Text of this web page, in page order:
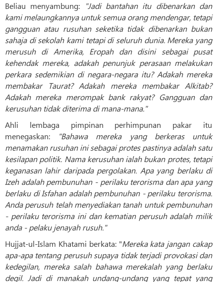
Beliau menyambung:
"Jadi bantahan itu dibenarkan dan
kami melaungkannya untuk semua orang mendengar, tetapi
gangguan atau rusuhan seketika tidak dibenarkan bukan
sahaja di sekolah kami tetapi di seluruh dunia. Mereka yang
merusuh di Amerika, Eropah dan disini sebagai pusat
kehendak mereka, adakah penunjuk perasaan melakukan
perkara sedemikian di negara-negara itu? Adakah mereka
membakar Taurat? Adakah mereka membakar Alkitab?
Adakah mereka merompak bank rakyat? Gangguan dan
kerusuhan tidak diterima di mana-mana."
Ahli lembaga pimpinan perhimpunan pakar itu
menegaskan:
"Bahawa mereka yang berkeras untuk
menamakan rusuhan ini sebagai protes pastinya adalah satu
kesilapan politik. Nama kerusuhan ialah bukan protes, tetapi
keganasan lahir daripada pergolakan. Apa yang berlaku di
Izeh adalah pembunuhan - perilaku terorisma dan apa yang
berlaku di Isfahan adalah pembunuhan - perilaku terorisma.
Anda perusuh telah menyediakan tanah untuk pembunuhan
- perilaku terorisma ini dan kematian perusuh adalah milik
anda - pelaku jenayah rusuh."
Hujjat-ul-Islam Khatami berkata: "Mereka kata jangan cakap
apa-apa tentang perusuh supaya tidak terjadi provokasi dan
kedegilan, mereka salah bahawa merekalah yang berlaku
degil. Jadi di manakah undang-undang yang tepat yang